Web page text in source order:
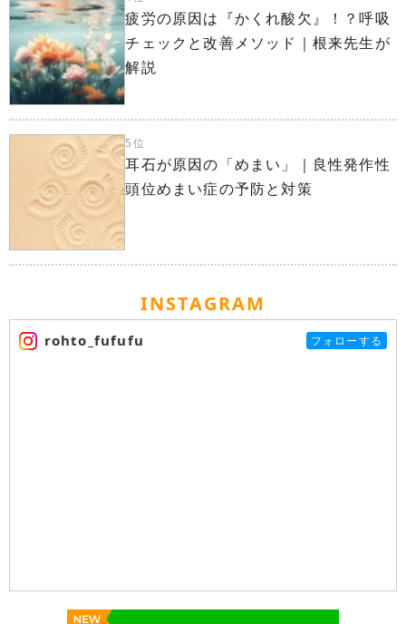
疲労の原因は『かくれ酸欠』！？呼吸
チェックと改善メソッド｜根来先生が
解説
5位
耳石が原因の「めまい」｜良性発作性
頭位めまい症の予防と対策
INSTAGRAM
rohto_fufufu フォローする